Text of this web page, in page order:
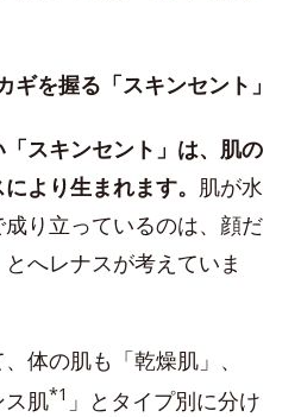
ギを握る「スキンセント」
スキンセント」は、肌の
より生まれます。 肌が水
り立っているのは、顔だ
へレナスが考えていま
体の肌も「乾燥肌」、
ス肌*1 」とタイプ別に分け